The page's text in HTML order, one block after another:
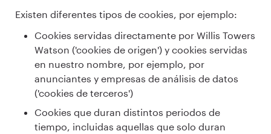
Existen diferentes tipos de cookies, por ejemplo:
Cookies servidas directamente por Willis Towers
Watson ('cookies de origen') y cookies servidas
en nuestro nombre, por ejemplo, por
anunciantes y empresas de análisis de datos
('cookies de terceros')
Cookies que duran distintos periodos de
tiempo, incluidas aquellas que solo duran